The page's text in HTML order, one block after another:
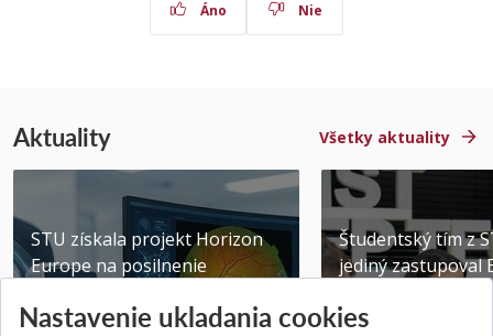
Áno Nie
Aktuality Všetky aktuality
STU získala projekt Horizon
Europe na posilnenie
Publikované 31.07.2026
Študentský tím z
jediný zastupoval
Publikované
Nastavenie ukladania cookies